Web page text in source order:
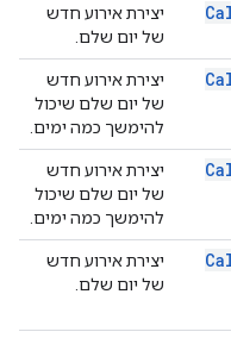
יצירת אירוע חדש
של יום שלם.
יצירת אירוע חדש
של יום שלם שיכול
להימשך כמה ימים.
יצירת אירוע חדש
של יום שלם שיכול
להימשך כמה ימים.
יצירת אירוע חדש
של יום שלם.